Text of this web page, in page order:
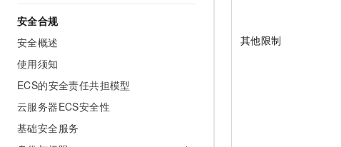
安全合规
安全概述
使用须知
ECS的安全责任共担模型
云服务器ECS安全性
基础安全服务
其他限制